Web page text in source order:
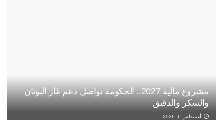
مشروع مالية 2027.. الحكومة تواصل دعم غاز البوتان
والسكر والدقيق
أغسطس 6, 2026